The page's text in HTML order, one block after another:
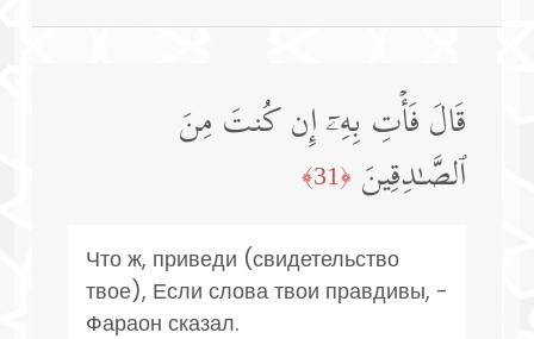
قَالَ فَأۡتِ بِهِۦۤ إِن كُنتَ مِنَ
ٱلصَّـٰدِقِینَ ﴿31﴾
Что ж, приведи (свидетельство
твое), Если слова твои правдивы, -
Фараон сказал.